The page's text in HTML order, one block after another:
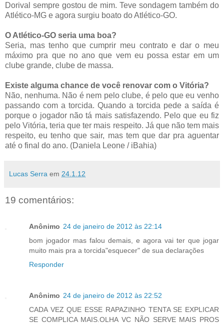
Dorival sempre gostou de mim. Teve sondagem também do
Atlético-MG e agora surgiu boato do Atlético-GO.
O Atlético-GO seria uma boa?
Seria, mas tenho que cumprir meu contrato e dar o meu
máximo pra que no ano que vem eu possa estar em um
clube grande, clube de massa.
Existe alguma chance de você renovar com o Vitória?
Não, nenhuma. Não é nem pelo clube, é pelo que eu venho
passando com a torcida. Quando a torcida pede a saída é
porque o jogador não tá mais satisfazendo. Pelo que eu fiz
pelo Vitória, teria que ter mais respeito. Já que não tem mais
respeito, eu tenho que sair, mas tem que dar pra aguentar
até o final do ano. (Daniela Leone / iBahia)
Lucas Serra em 24.1.12
19 comentários:
Anônimo 24 de janeiro de 2012 às 22:14
bom jogador mas falou demais, e agora vai ter que jogar
muito mais pra a torcida"esquecer" de sua declarações
Responder
Anônimo 24 de janeiro de 2012 às 22:52
CADA VEZ QUE ESSE RAPAZINHO TENTA SE EXPLICAR
SE COMPLICA MAIS.OLHA VC NÃO SERVE MAIS PROS